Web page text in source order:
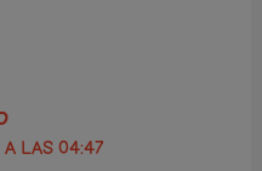
LAS 04:47